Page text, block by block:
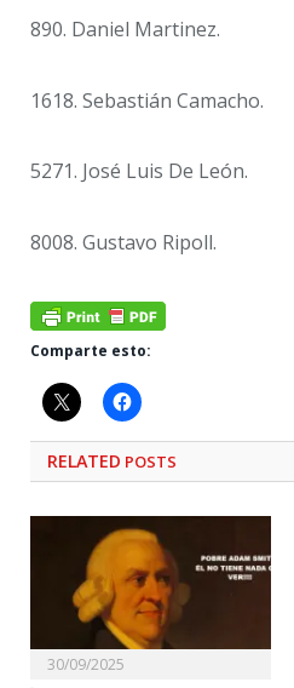
890. Daniel Martinez.
1618. Sebastián Camacho.
5271. José Luis De León.
8008. Gustavo Ripoll.
Comparte esto:
RELATED POSTS
30/09/2025